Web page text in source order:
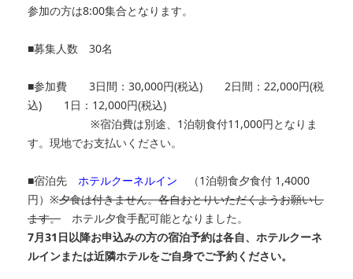
参加の方は8:00集合となります。
■募集人数 30名
■参加費 3日間：30,000円(税込) 2日間：22,000円(税
込) 1日：12,000円(税込)
※宿泊費は別途、1泊朝食付11,000円となりま
す。現地でお支払いください。
■宿泊先 ホテルクーネルイン （1泊朝食夕食付 1,4000
円）※夕食は付きません。各自おとりいただくようお願いし
ます。ホテル夕食手配可能となりました。
7月31日以降お申込みの方の宿泊予約は各自、ホテルクーネ
ルインまたは近隣ホテルをご自身でご予約ください。